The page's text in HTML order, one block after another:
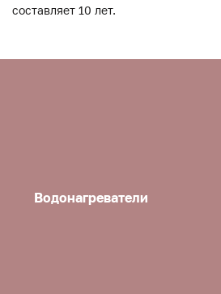
составляет 10 лет.
Водонагреватели